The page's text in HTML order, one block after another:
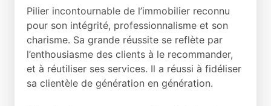
Pilier incontournable de l’immobilier reconnu
pour son intégrité, professionnalisme et son
charisme. Sa grande réussite se reflète par
l’enthousiasme des clients à le recommander,
et à réutiliser ses services. Il a réussi à fidéliser
sa clientèle de génération en génération.